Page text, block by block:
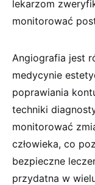
lekarzom
monitorować
Angiografia jest
medycynie
poprawiania
techniki
monitorować
człowieka, co
bezpieczne
przydatna w